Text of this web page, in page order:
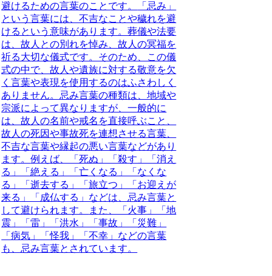
避けるための言葉のことです。
「忌み」
という言葉には、不吉なことや穢れを避
けるという意味があります。葬儀や法要
は、故人との別れを悼み、故人の冥福を
祈る大切な儀式です。そのため、この儀
式の中で、故人や遺族に対する敬意を欠
く言葉や表現を使用するのはふさわしく
ありません。忌み言葉の種類は、地域や
宗派によって異なりますが、一般的に
は、故人の名前や戒名を直接呼ぶこと、
故人の死因や事故死を連想させる言葉、
不吉な言葉や縁起の悪い言葉などがあり
ます。例えば、「死ぬ」「殺す」「消え
る」「絶える」「亡くなる」「なくな
る」「逝去する」「旅立つ」「お迎えが
来る」「成仏する」などは、忌み言葉と
して避けられます。
また、「火事」「地
震」「雷」「洪水」「事故」「災難」
「病気」「怪我」「不幸」などの言葉
も、忌み言葉とされています。